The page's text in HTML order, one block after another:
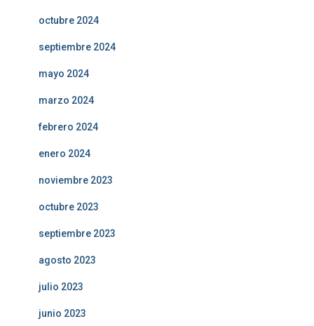
octubre 2024
septiembre 2024
mayo 2024
marzo 2024
febrero 2024
enero 2024
noviembre 2023
octubre 2023
septiembre 2023
agosto 2023
julio 2023
junio 2023